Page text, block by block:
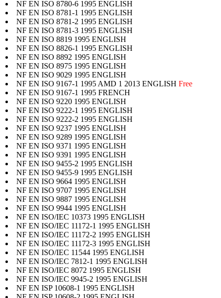
NF EN ISO 8780-6 1995 ENGLISH
NF EN ISO 8781-1 1995 ENGLISH
NF EN ISO 8781-2 1995 ENGLISH
NF EN ISO 8781-3 1995 ENGLISH
NF EN ISO 8819 1995 ENGLISH
NF EN ISO 8826-1 1995 ENGLISH
NF EN ISO 8892 1995 ENGLISH
NF EN ISO 8975 1995 ENGLISH
NF EN ISO 9029 1995 ENGLISH
NF EN ISO 9167-1 1995 AMD 1 2013 ENGLISH Free
NF EN ISO 9167-1 1995 FRENCH
NF EN ISO 9220 1995 ENGLISH
NF EN ISO 9222-1 1995 ENGLISH
NF EN ISO 9222-2 1995 ENGLISH
NF EN ISO 9237 1995 ENGLISH
NF EN ISO 9289 1995 ENGLISH
NF EN ISO 9371 1995 ENGLISH
NF EN ISO 9391 1995 ENGLISH
NF EN ISO 9455-2 1995 ENGLISH
NF EN ISO 9455-9 1995 ENGLISH
NF EN ISO 9664 1995 ENGLISH
NF EN ISO 9707 1995 ENGLISH
NF EN ISO 9887 1995 ENGLISH
NF EN ISO 9944 1995 ENGLISH
NF EN ISO/IEC 10373 1995 ENGLISH
NF EN ISO/IEC 11172-1 1995 ENGLISH
NF EN ISO/IEC 11172-2 1995 ENGLISH
NF EN ISO/IEC 11172-3 1995 ENGLISH
NF EN ISO/IEC 11544 1995 ENGLISH
NF EN ISO/IEC 7812-1 1995 ENGLISH
NF EN ISO/IEC 8072 1995 ENGLISH
NF EN ISO/IEC 9945-2 1995 ENGLISH
NF EN ISP 10608-1 1995 ENGLISH